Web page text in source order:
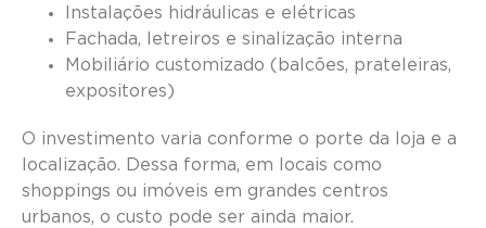
Instalações hidráulicas e elétricas
Fachada, letreiros e sinalização interna
Mobiliário customizado (balcões, prateleiras,
expositores)
O investimento varia conforme o porte da loja e a
localização. Dessa forma, em locais como
shoppings ou imóveis em grandes centros
urbanos, o custo pode ser ainda maior.